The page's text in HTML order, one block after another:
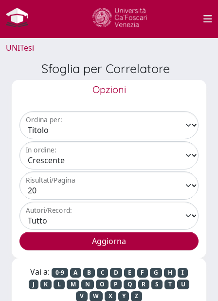
UNITesi
Sfoglia per Correlatore
Opzioni
Ordina per:
In ordine:
Risultati/Pagina
Autori/Record:
Vai a: 0-9 A B C D E F G H
I
J
K L M N O P Q R S T
U
V
W X Y Z